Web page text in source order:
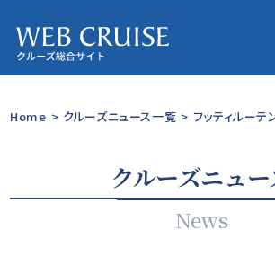
Home > クルーズニュース一覧 > フッティルー
クルーズニュー
News